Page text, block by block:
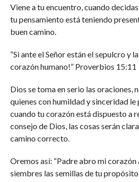
Viene a tu encuentro, cuando
tu pensamiento está teniendo
buen camino.
“Si ante el Señor están el sepulcro y
corazón humano!” Proverbios 15:11
Dios se toma en serio las oraciones,
quienes con humildad y sinceridad le
cuando tu corazón está dispuesto a
consejo de Dios, las cosas serán
camino correcto.
Oremos así: “Padre abro mi corazón
siembres las semillas de tu